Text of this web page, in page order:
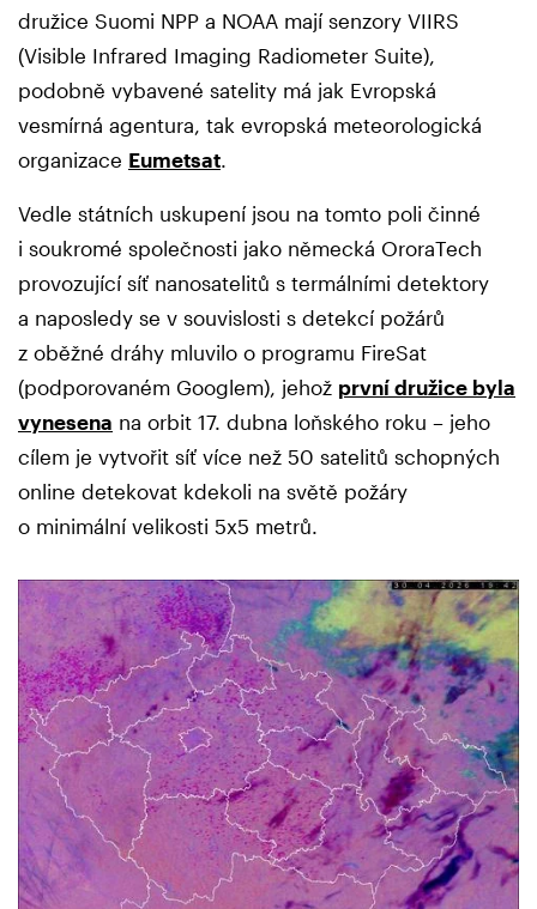
družice Suomi NPP a NOAA mají senzory VIIRS
(Visible Infrared Imaging Radiometer Suite),
podobně vybavené satelity má jak Evropská
vesmírná agentura, tak evropská meteorologická
organizace Eumetsat.
Vedle státních uskupení jsou na tomto poli činné
i soukromé společnosti jako německá OroraTech
provozující síť nanosatelitů s termálními detektory
a naposledy se v souvislosti s detekcí požárů
z oběžné dráhy mluvilo o programu FireSat
(podporovaném Googlem), jehož první družice byla
vynesena na orbit 17. dubna loňského roku – jeho
cílem je vytvořit síť více než 50 satelitů schopných
online detekovat kdekoli na světě požáry
o minimální velikosti 5x5 metrů.